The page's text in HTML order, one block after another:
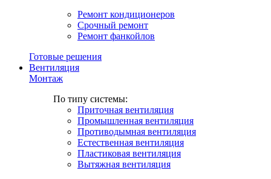
Ремонт кондиционеров
Срочный ремонт
Ремонт фанкойлов
Готовые решения
Вентиляция
Монтаж
По типу системы:
Приточная вентиляция
Промышленная вентиляция
Противодымная вентиляция
Естественная вентиляция
Пластиковая вентиляция
Вытяжная вентиляция